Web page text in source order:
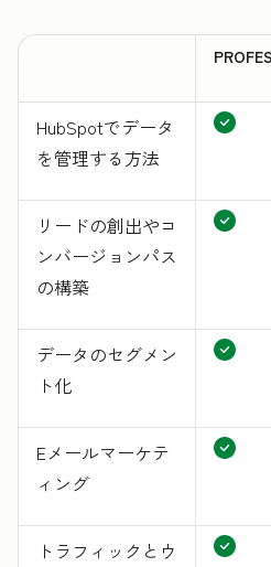
HubSpotでデータ
を管理する方法
リードの創出やコ
ンバージョンパス
の構築
データのセグメン
ト化
Eメールマーケテ
ィング
トラフィックとウ